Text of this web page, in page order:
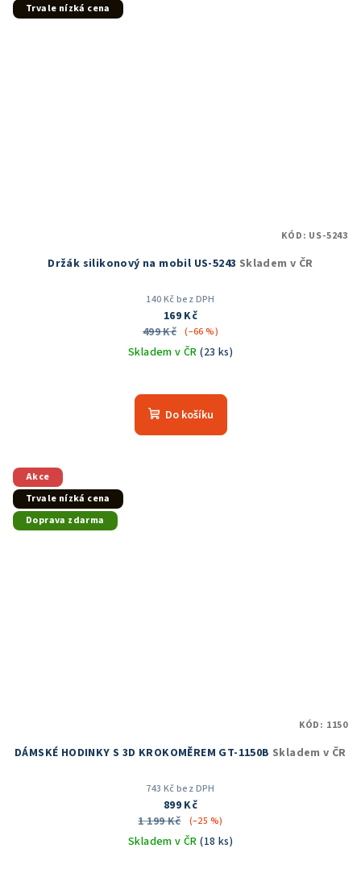
Trvale nízká cena
Držák silikonový na mobil US-5243 Skladem v ČR
140 Kč bez DPH
169 Kč
499 Kč (–66 %)
Skladem v ČR(23 ks)
hodnocení
produktu
Do košíku
KÓD: US-5243
Akce
Trvale nízká cena
Doprava zdarma
DÁMSKÉ HODINKY S 3D KROKOMĚREM GT-1150B Skladem v ČR
743 Kč bez DPH
899 Kč
1 199 Kč
(–25 %)
Skladem v ČR(18 ks)
KÓD: 1150